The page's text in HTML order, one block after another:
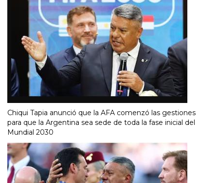
Chiqui Tapia anunció que la AFA comenzó las gestiones
para que la Argentina sea sede de toda la fase inicial del
Mundial 2030